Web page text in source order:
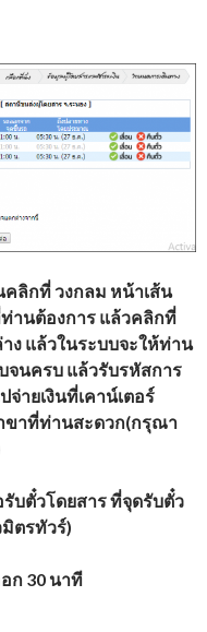
ลิกที่ วงกลม หน้าเส้น
านต้องการ แล้วคลิกที่
ง แล้วในระบบจะให้ท่าน
จนครบ แล้วรับรหัสการ
ายเงินที่เคาน์เตอร์
าขาที่ท่านสะดวก(กรุณา
บตั๋วโดยสาร ที่จุดรับตั๋ว
ตรทัวร์)
ก 30 นาที